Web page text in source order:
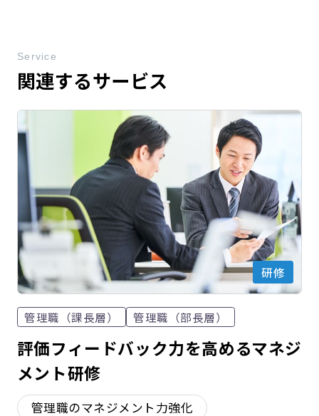
関連するサービス
Service
研修
管理職（課長層） 管理職（部長層）
評価フィードバック力を高めるマネジ
メント研修
管理職のマネジメント力強化